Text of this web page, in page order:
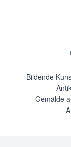
Bildende
Gemälde